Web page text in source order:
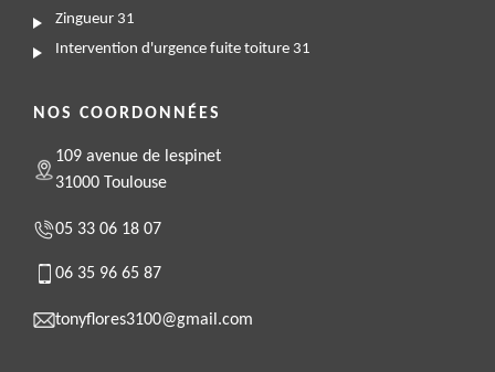
Zingueur 31
Intervention d'urgence fuite toiture 31
NOS COORDONNÉES
109 avenue de lespinet
31000 Toulouse
05 33 06 18 07
06 35 96 65 87
tonyflores3100@gmail.com